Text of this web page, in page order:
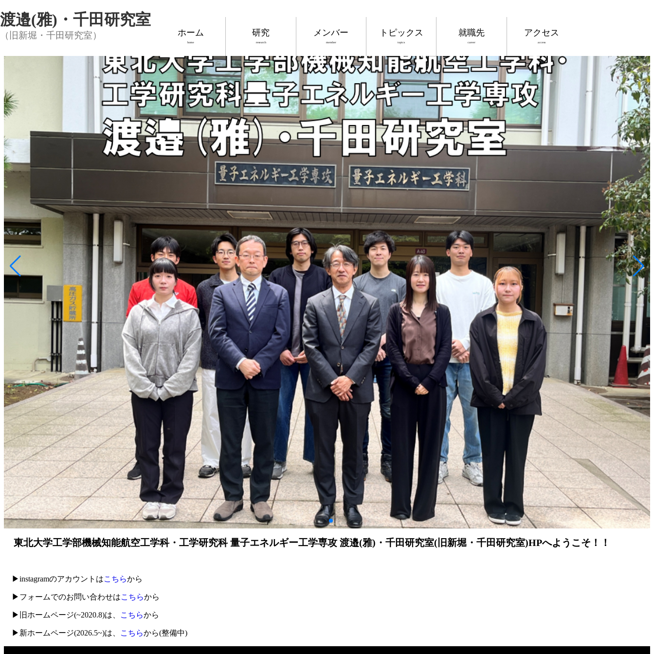
渡邉(雅)・千田研究室
（旧新堀・千田研究室） ホーム
home
研究
research
メンバー
member
トピックス
topics
就職先
career
アクセス
access
東北大学工学部機械知能航空工学科・工学研究科 量子エネルギー工学専攻 渡邉(雅)・千田研究室(旧新堀・千田研究室)HPへようこそ！！
▶︎instagramのアカウントはこちらから
▶︎フォームでのお問い合わせはこちらから
▶︎旧ホームページ(~2020.8)は、 こちらから
▶︎新ホームページ(2026.5~)は、 こちらから(整備中)